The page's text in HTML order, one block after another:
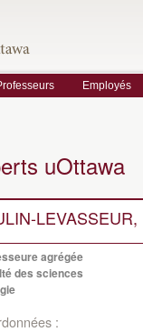
Employés
uOttawa
agrégée
des sciences
: